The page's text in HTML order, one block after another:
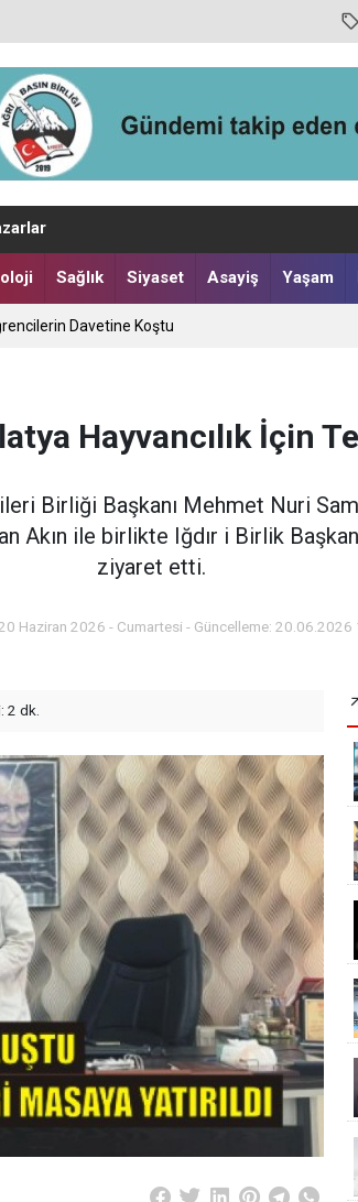
Sağlık Siyaset Asayiş Yaşam
Davetine Koştu
Hayvancılık İçin
Birliği Başkanı Mehmet Nuri
Akın ile birlikte Iğdır i Birlik
ziyaret etti.
Haziran 2026 - Cumartesi - Güncelleme:
2 dk.